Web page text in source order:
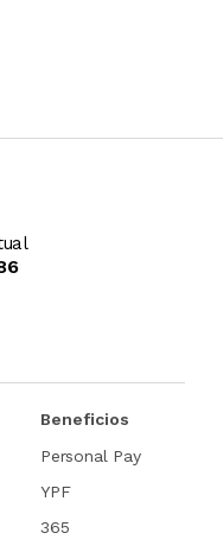
Beneficios
Personal Pay
YPF
365